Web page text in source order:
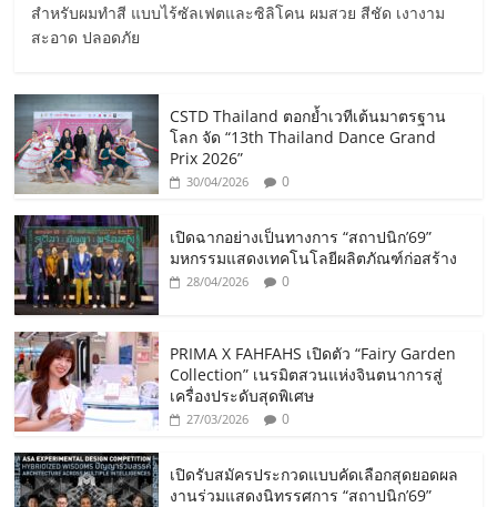
สำหรับผมทำสี แบบไร้ซัลเฟตและซิลิโคน ผมสวย สีชัด เงางาม
สะอาด ปลอดภัย
CSTD Thailand ตอกย้ำเวทีเต้นมาตรฐาน
โลก จัด “13th Thailand Dance Grand
Prix 2026”
30/04/2026 0
เปิดฉากอย่างเป็นทางการ “สถาปนิก’69”
มหกรรมแสดงเทคโนโลยีผลิตภัณฑ์ก่อสร้าง
28/04/2026 0
PRIMA X FAHFAHS เปิดตัว “Fairy Garden
Collection” เนรมิตสวนแห่งจินตนาการสู่
เครื่องประดับสุดพิเศษ
27/03/2026 0
เปิดรับสมัครประกวดแบบคัดเลือกสุดยอดผล
งานร่วมแสดงนิทรรศการ “สถาปนิก’69”